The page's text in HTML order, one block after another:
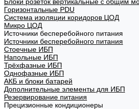
Горизонтальные PDU
Система изоляции коридоров ЦОД
Микро ЦОД
Источники бесперебойного питания
Источники бесперебойного питания
Стоечные ИБП
Напольные ИБП
Трёхфазные ИБП
Однофазные ИБП
АКБ и блоки батарей
Дополнительные элементы для ИБП
Резервирование питания
Прецизионные кондиционеры